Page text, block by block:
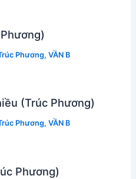
Phương, VẦN B
(Trúc Phương)
Phương, VẦN B
Phương)